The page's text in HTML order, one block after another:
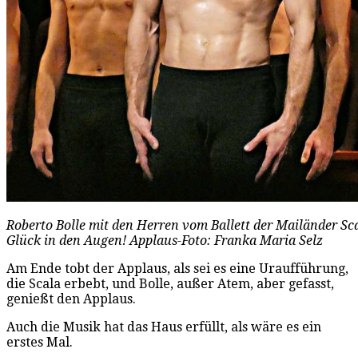
Roberto Bolle mit den Herren vom Ballett der Mailänder
Glück in den Augen! Applaus-Foto: Franka Maria Selz
Am Ende tobt der Applaus, als sei es eine Uraufführung,
die Scala erbebt, und Bolle, außer Atem, aber gefasst,
genießt den Applaus.
Auch die Musik hat das Haus erfüllt, als wäre es ein
erstes Mal.